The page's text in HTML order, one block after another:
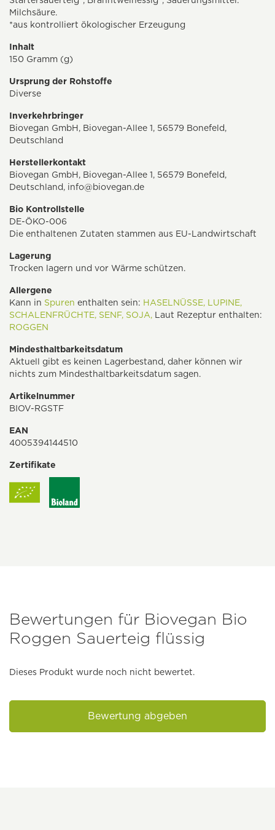
Milchsäure.
*aus kontrolliert ökologischer Erzeugung
Inhalt
150 Gramm (g)
Ursprung der Rohstoffe
Diverse
Inverkehrbringer
Biovegan GmbH, Biovegan-Allee 1, 56579 Bonefeld,
Deutschland
Herstellerkontakt
Biovegan GmbH, Biovegan-Allee 1, 56579 Bonefeld,
Deutschland, info@biovegan.de
Bio Kontrollstelle
DE-ÖKO-006
Die enthaltenen Zutaten stammen aus EU-Landwirtschaft
Lagerung
Trocken lagern und vor Wärme schützen.
Allergene
Kann in Spuren enthalten sein: HASELNÜSSE, LUPINE,
SCHALENFRÜCHTE, SENF, SOJA, Laut Rezeptur enthalten:
ROGGEN
Mindesthaltbarkeitsdatum
Aktuell gibt es keinen Lagerbestand, daher können wir
nichts zum Mindesthaltbarkeitsdatum sagen.
Artikelnummer
BIOV-RGSTF
EAN
4005394144510
Zertifikate
Bewertungen für Biovegan Bio
Roggen Sauerteig flüssig
Dieses Produkt wurde noch nicht bewertet.
Bewertung abgeben